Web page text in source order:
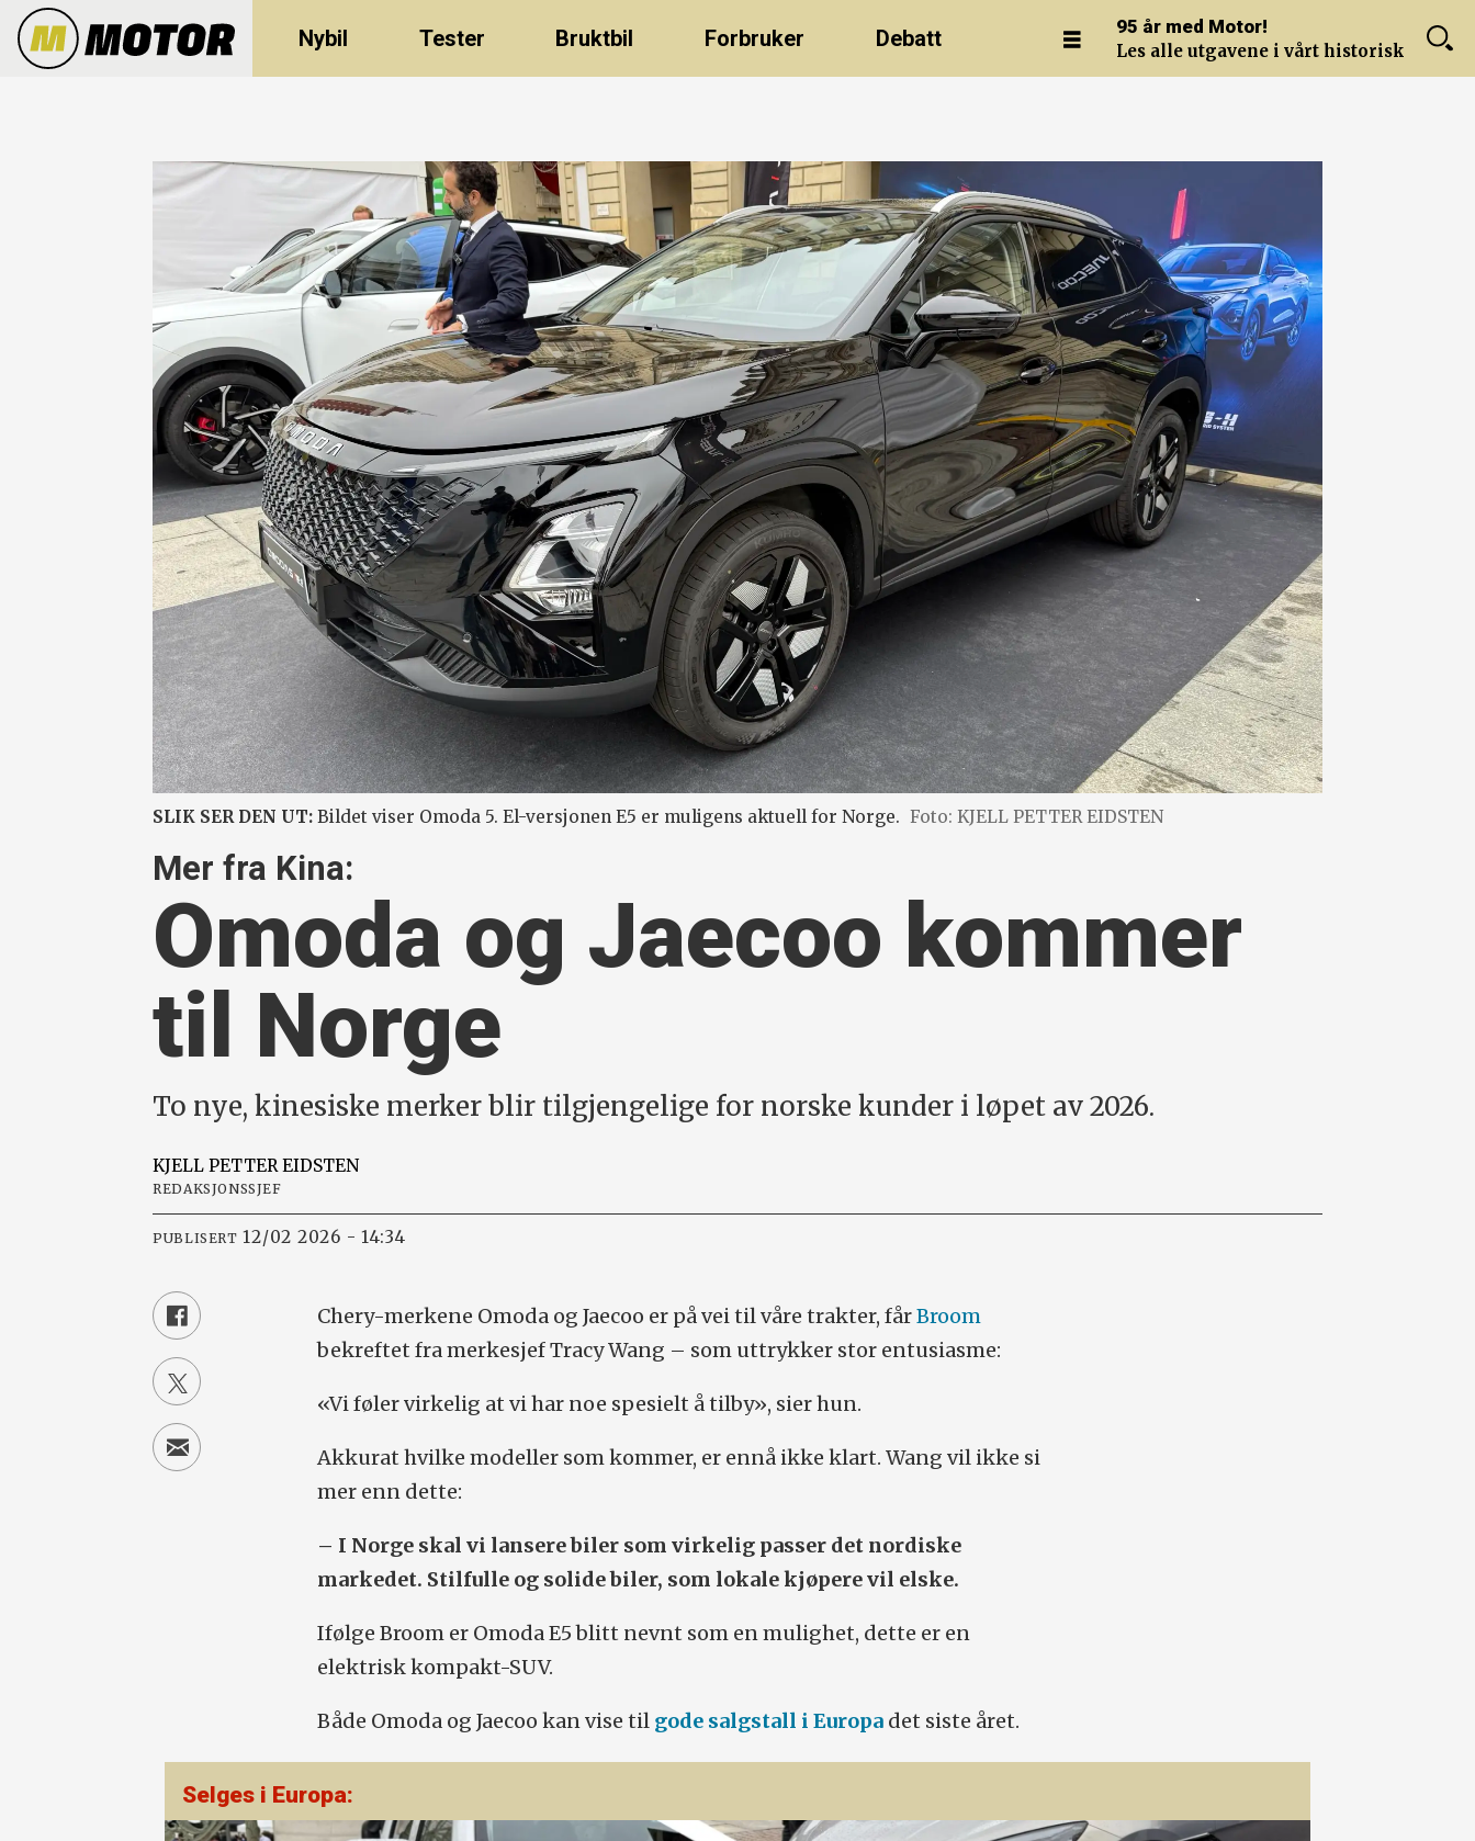
Nybil Tester Bruktbil Forbruker Debatt 95 år med Motor!
Les alle utgavene i vårt historiske arkiv.
SLIK SER DEN UT: Bildet viser Omoda 5. El-versjonen E5 er muligens aktuell for Norge. Foto: KJELL PETTER EIDSTEN
Mer fra Kina:
Omoda og Jaecoo kommer
til Norge
To nye, kinesiske merker blir tilgjengelige for norske kunder i løpet av 2026.
KJELL PETTER EIDSTEN
REDAKSJONSSJEF
PUBLISERT 12/02 2026 - 14:34
Chery-merkene Omoda og Jaecoo er på vei til våre trakter, fårBroom
bekreftet fra merkesjef Tracy Wang – som uttrykker stor entusiasme:
«Vi føler virkelig at vi har noe spesielt å tilby», sier hun.
Akkurat hvilke modeller som kommer, er ennå ikke klart. Wang vil ikke si
mer enn dette:
– I Norge skal vi lansere biler som virkelig passer det nordiske
markedet. Stilfulle og solide biler, som lokale kjøpere vil elske.
Ifølge Broom er Omoda E5 blitt nevnt som en mulighet, dette er en
elektrisk kompakt-SUV.
Både Omoda og Jaecoo kan vise til gode salgstall i Europa det siste året.
Selges i Europa: